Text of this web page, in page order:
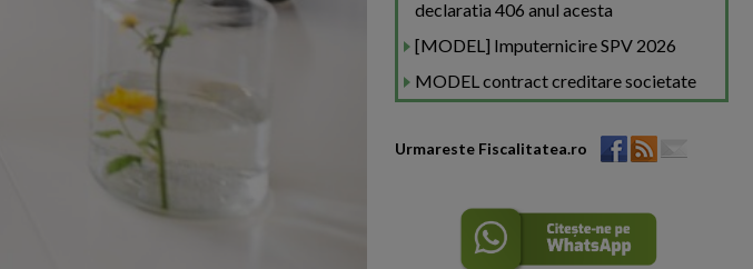
declaratia 406 anul acesta
[MODEL] Imputernicire SPV 2026
MODEL contract creditare societate
Urmareste Fiscalitatea.ro